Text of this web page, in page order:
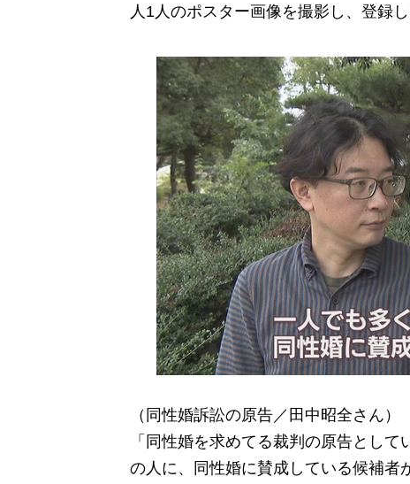
人1人のポスター画像を撮影し、登録し
（同性婚訴訟の原告／田中昭全さん）
「同性婚を求めてる裁判の原告とし
の人に、同性婚に賛成している候補者